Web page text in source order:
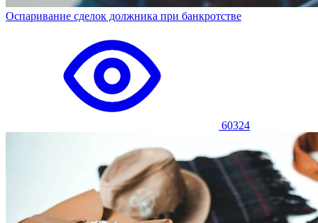
Оспаривание сделок должника при банкротстве
60324